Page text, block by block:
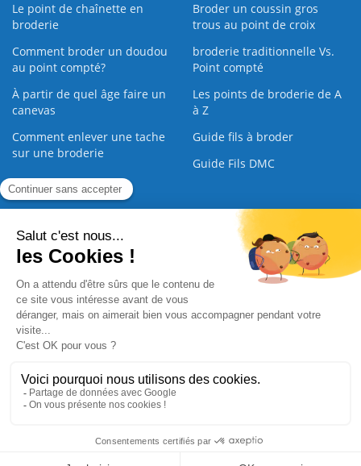
Le point de chaînette en
broderie
Broder un coussin gros
trous au point de croix
Comment broder un doudou
au point compté?
broderie traditionnelle Vs.
Point compté
À partir de quel âge faire un
canevas
Les points de broderie de A
à Z
Comment enlever une tache
sur une broderie
Guide fils à broder
Guide Fils DMC
Guide de la Broderie
Commande Papier Qui sommes nous Nous contacter |
Paiement sécurisé
2008 - 2026 © CreaMagic. ALL Rights Reserved.